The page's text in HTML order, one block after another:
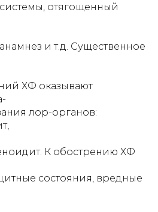
отягощенный
и т.д. Существенное
ХФ оказывают
лор-органов:
К обострению ХФ
состояния, вредные